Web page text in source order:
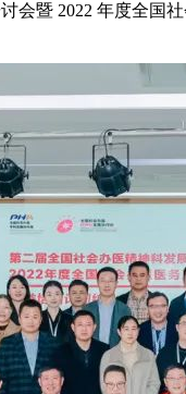
会暨 2022 年度全国